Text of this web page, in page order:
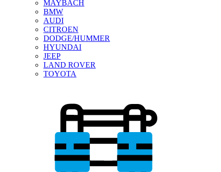
MAYBACH
BMW
AUDI
CITROEN
DODGE/HUMMER
HYUNDAI
JEEP
LAND ROVER
TOYOTA